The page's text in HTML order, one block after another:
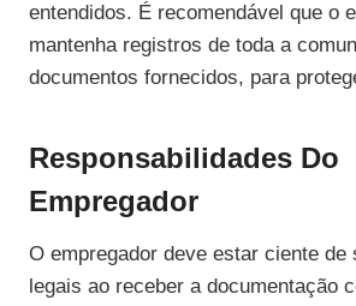
entendidos. É recomendável que o
mantenha registros de toda a
documentos fornecidos, para
Responsabilidades Do
Empregador
O empregador deve estar ciente de
legais ao receber a documentação